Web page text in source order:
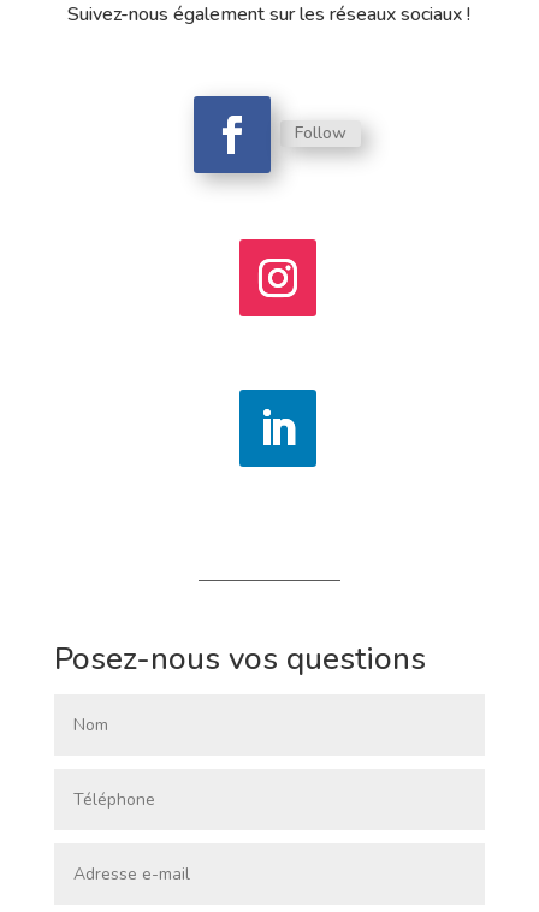
Suivez-nous également sur les réseaux sociaux !
Follow
Posez-nous vos questions